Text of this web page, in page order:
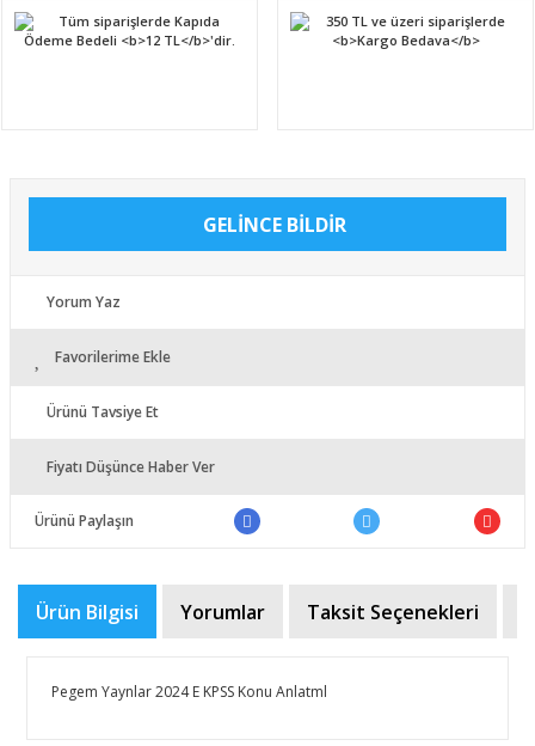
GELİNCE BİLDİR
Yorum Yaz
Favorilerime Ekle
Ürünü Tavsiye Et
Fiyatı Düşünce Haber Ver
Ürünü Paylaşın
Ürün Bilgisi Yorumlar Taksit Seçenekleri
Pegem Yaynlar 2024 E KPSS Konu Anlatml